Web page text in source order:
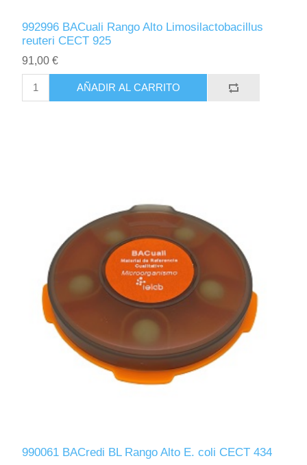
992996 BACuali Rango Alto Limosilactobacillus
reuteri CECT 925
91,00 €
AÑADIR AL CARRITO
990061 BACredi BL Rango Alto E. coli CECT 434